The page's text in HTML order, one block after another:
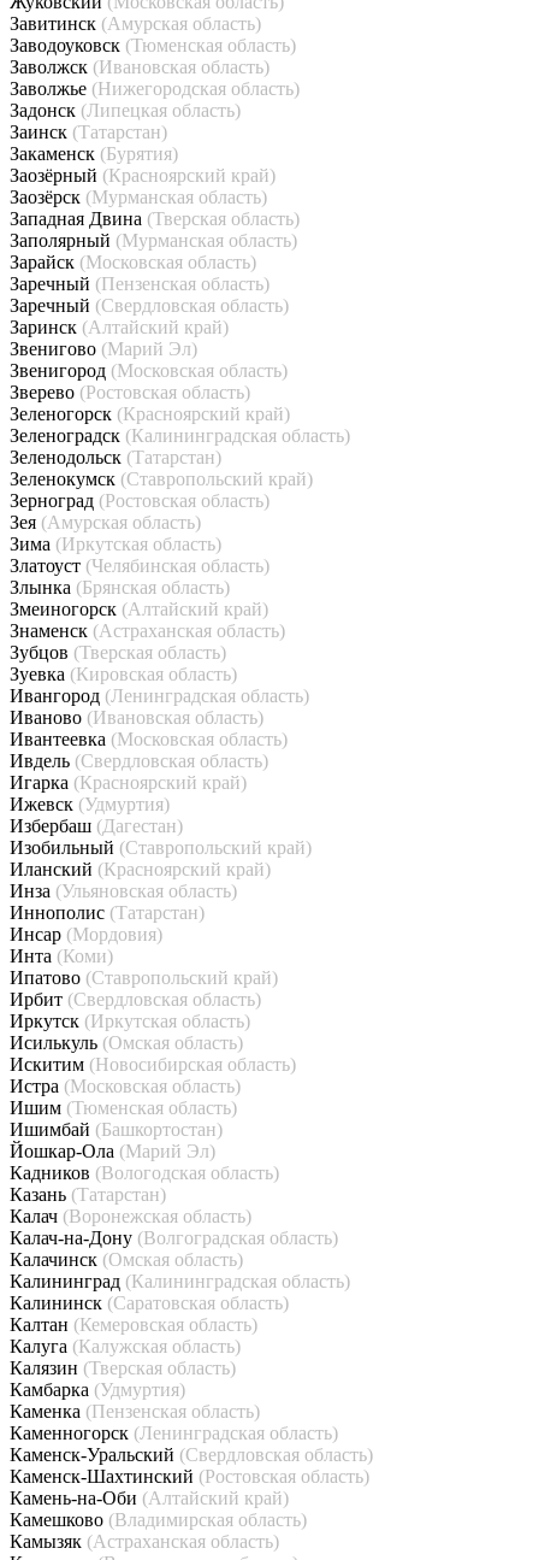
Завитинск (Амурская область)
Заводоуковск (Тюменская область)
Заволжск (Ивановская область)
Заволжье (Нижегородская область)
Задонск (Липецкая область)
Заинск (Татарстан)
Закаменск (Бурятия)
Заозёрный (Красноярский край)
Заозёрск (Мурманская область)
Западная Двина (Тверская область)
Заполярный (Мурманская область)
Зарайск (Московская область)
Заречный (Пензенская область)
Заречный (Свердловская область)
Заринск (Алтайский край)
Звенигово (Марий Эл)
Звенигород (Московская область)
Зверево (Ростовская область)
Зеленогорск (Красноярский край)
Зеленоградск (Калининградская область)
Зеленодольск (Татарстан)
Зеленокумск (Ставропольский край)
Зерноград (Ростовская область)
Зея (Амурская область)
Зима (Иркутская область)
Златоуст (Челябинская область)
Злынка (Брянская область)
Змеиногорск (Алтайский край)
Знаменск (Астраханская область)
Зубцов (Тверская область)
Зуевка (Кировская область)
Ивангород (Ленинградская область)
Иваново (Ивановская область)
Ивантеевка (Московская область)
Ивдель (Свердловская область)
Игарка (Красноярский край)
Ижевск (Удмуртия)
Избербаш (Дагестан)
Изобильный (Ставропольский край)
Иланский (Красноярский край)
Инза (Ульяновская область)
Иннополис (Татарстан)
Инсар (Мордовия)
Инта (Коми)
Ипатово (Ставропольский край)
Ирбит (Свердловская область)
Иркутск (Иркутская область)
Исилькуль (Омская область)
Искитим (Новосибирская область)
Истра (Московская область)
Ишим (Тюменская область)
Ишимбай (Башкортостан)
Йошкар-Ола (Марий Эл)
Кадников (Вологодская область)
Казань (Татарстан)
Калач (Воронежская область)
Калач-на-Дону (Волгоградская область)
Калачинск (Омская область)
Калининград (Калининградская область)
Калининск (Саратовская область)
Калтан (Кемеровская область)
Калуга (Калужская область)
Калязин (Тверская область)
Камбарка (Удмуртия)
Каменка (Пензенская область)
Каменногорск (Ленинградская область)
Каменск-Уральский (Свердловская область)
Каменск-Шахтинский (Ростовская область)
Камень-на-Оби (Алтайский край)
Камешково (Владимирская область)
Камызяк (Астраханская область)